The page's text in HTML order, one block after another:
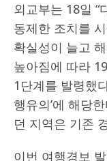
외교부는 18일 “
동제한 조치를
확실성이 늘고
높아짐에 따라
1단계를 발령했
행유의’에 해당
던 지역은 기존
이번 여행경보